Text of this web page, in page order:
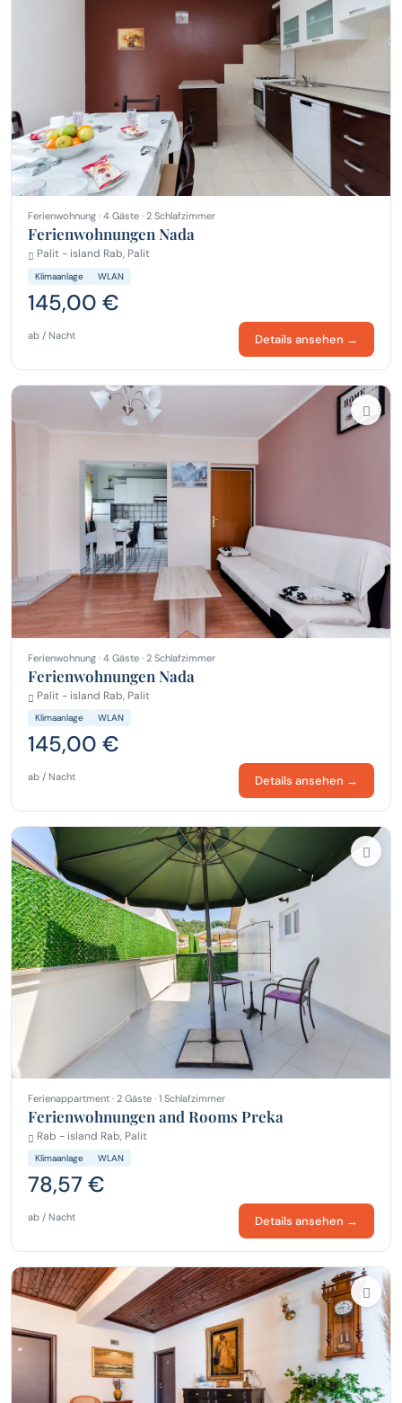
Ferienwohnung · 4 Gäste · 2 Schlafzimmer
Ferienwohnungen Nada
Palit - island Rab, Palit
Klimaanlage WLAN
145,00 €
ab / Nacht Details ansehen →
Ferienwohnung · 4 Gäste · 2 Schlafzimmer
Ferienwohnungen Nada
Palit - island Rab, Palit
Klimaanlage WLAN
145,00 €
ab / Nacht Details ansehen →
Ferienappartment · 2 Gäste · 1 Schlafzimmer
Ferienwohnungen and Rooms Preka
Rab - island Rab, Palit
Klimaanlage WLAN
78,57 €
ab / Nacht Details ansehen →